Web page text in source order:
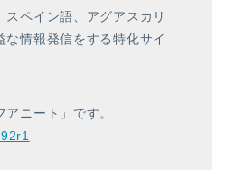
スペイン語、アグアスカリ
な情報発信をする特化サイ
ニート」です。